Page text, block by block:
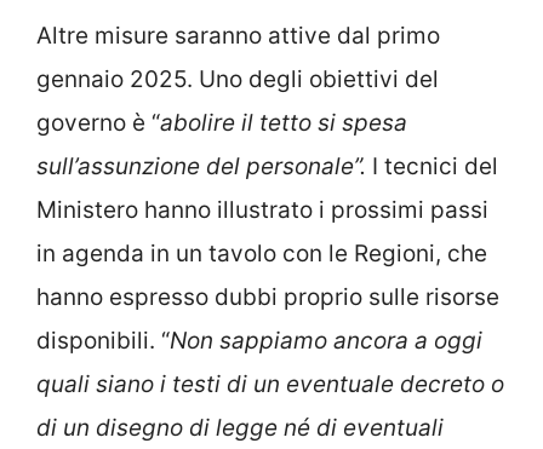
Altre misure saranno attive dal primo
gennaio 2025. Uno degli obiettivi del
governo è “abolire il tetto si spesa
sull’assunzione del personale”. I tecnici del
Ministero hanno illustrato i prossimi passi
in agenda in un tavolo con le Regioni, che
hanno espresso dubbi proprio sulle risorse
disponibili. “Non sappiamo ancora a oggi
quali siano i testi di un eventuale decreto o
di un disegno di legge né di eventuali